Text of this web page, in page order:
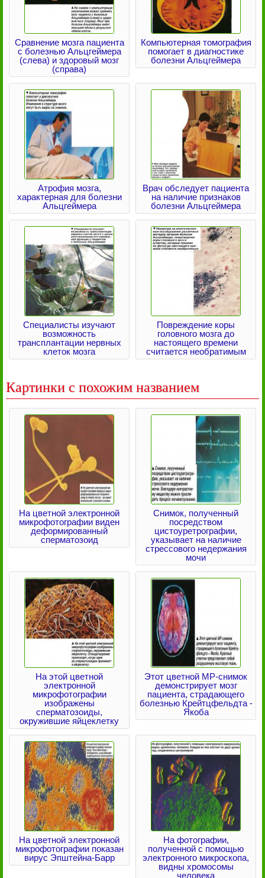
Сравнение мозга пациента
с болезнью Альцгеймера
(слева) и здоровый мозг
(справа)
Компьютерная томография
помогает в диагностике
болезни Альцгеймера
Атрофия мозга,
характерная для болезни
Альцгеймера
Врач обследует пациента
на наличие признаков
болезни Альцгеймера
Специалисты изучают
возможность
трансплантации нервных
клеток мозга
Повреждение коры
головного мозга до
настоящего времени
считается необратимым
Картинки с похожим названием
На цветной электронной
микрофотографии виден
деформированный
сперматозоид
Снимок, полученный
посредством
цистоуретрографии,
указывает на наличие
стрессового недержания
мочи
На этой цветной
электронной
микрофотографии
изображены
сперматозоиды,
окружившие яйцеклетку
Этот цветной МР-снимок
демонстрирует мозг
пациента, страдающего
болезнью Крейтцфельдта -
Якоба
На цветной электронной
микрофотографии показан
вирус Эпштейна-Барр
На фотографии,
полученной с помощью
электронного микроскопа,
видны хромосомы
человека